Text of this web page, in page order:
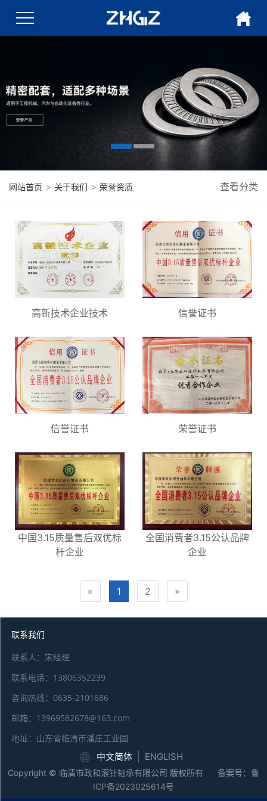
网站首页 > 关于我们 > 荣誉资质 查看分类
高新技术企业技术 信誉证书
信誉证书 荣誉证书
中国3.15质量售后双优标
杆企业
全国消费者3.15公认品牌
企业
« 1 2 »
联系我们
联系人：宋经理
联系电话：13806352239
咨询热线：0635-2101686
邮箱：13969582678@163.com
地址：山东省临清市潘庄工业园
中文简体
ENGLISH
Copyright © 临清市政和滚针轴承有限公司 版权所有 备案号： 鲁
ICP备2023025614号
微信号：
点击复制微信号